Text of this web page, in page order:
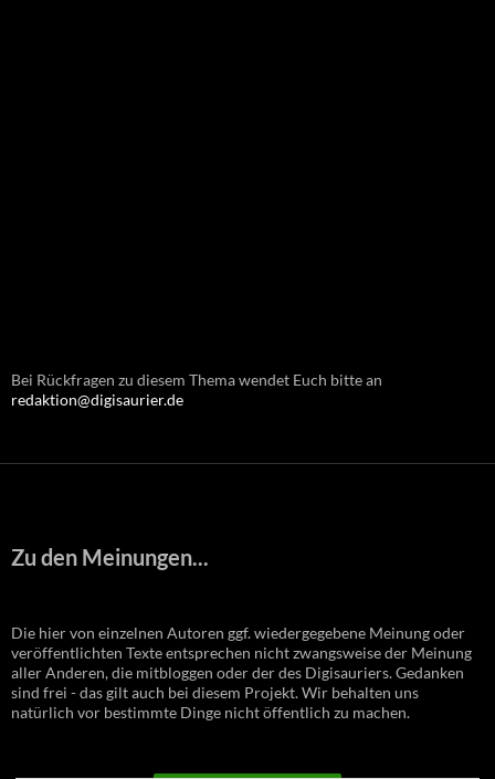
Bei Rückfragen zu diesem Thema wendet Euch bitte an
redaktion@digisaurier.de
Zu den Meinungen...
Die hier von einzelnen Autoren ggf. wiedergegebene Meinung oder
veröffentlichten Texte entsprechen nicht zwangsweise der Meinung
aller Anderen, die mitbloggen oder der des Digisauriers. Gedanken
sind frei - das gilt auch bei diesem Projekt. Wir behalten uns
natürlich vor bestimmte Dinge nicht öffentlich zu machen.